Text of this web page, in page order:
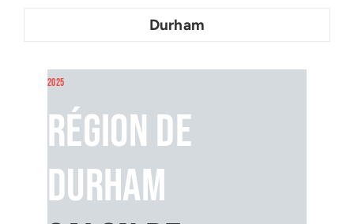
Durham
2025
Région de
Durham